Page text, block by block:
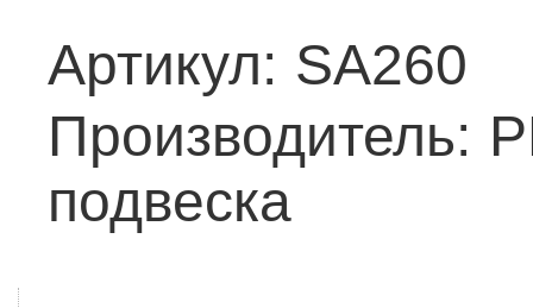
Артикул: SA260
Производитель:
подвеска